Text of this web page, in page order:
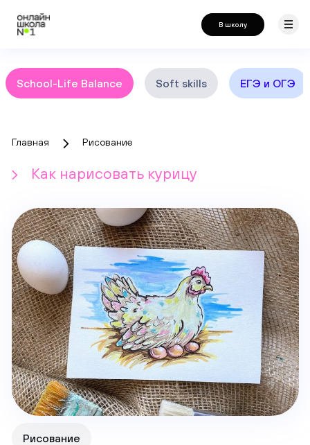
В школу
School-Life Balance Soft skills ЕГЭ и ОГЭ
Главная Рисование
Как нарисовать курицу
Рисование